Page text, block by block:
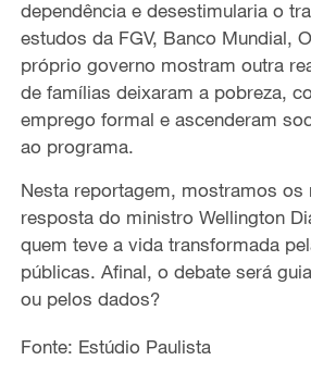
y
V
i
d
e
o
dependência e desestimularia o
estudos da FGV, Banco Mundial,
próprio governo mostram outra
de famílias deixaram a pobreza,
emprego formal e ascenderam
ao programa.
Nesta reportagem, mostramos os
resposta do ministro Wellington
quem teve a vida transformada
públicas. Afinal, o debate será
ou pelos dados?
Fonte: Estúdio Paulista